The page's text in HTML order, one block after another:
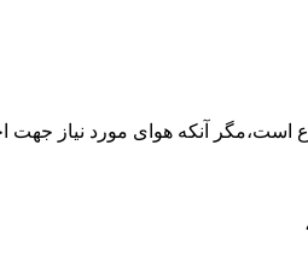
واحدهای مسکونی و غیر مسکونی که مسحت آن ها کمتر از 60 متر مربع باشد ممنوع